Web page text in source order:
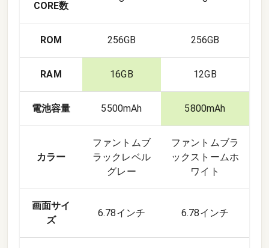
CORE数
ROM 256GB 256GB
RAM 16GB 12GB
電池容量 5500mAh 5800mAh
カラー
ファントムブ
ラックレベル
グレー
ファントムブラ
ックストームホ
ワイト
画面サイ
ズ
6.78インチ 6.78インチ